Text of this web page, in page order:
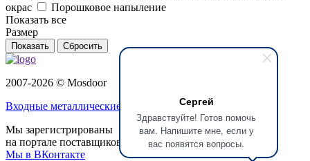
Сергей
Здравствуйте! Готов помочь
вам. Напишите мне, если у
вас появятся вопросы.
окрас
Порошковое напыление
Показать все
Размер
Сбросить
2007-2026 © Mosdoor
Входные металлические двери
в Реутове
Мы зарегистрированы
на портале поставщиков
Мы в ВКонтакте